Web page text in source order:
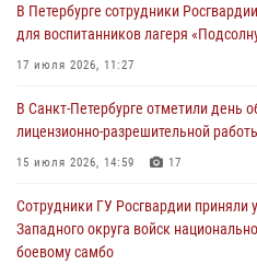
Сотрудники и военнослужащие
правопорядок при проведении матча
06 августа 2026, 07:30
В Выборгском районе наряд
разыскиваемый преступный
05 августа 2026, 12:25 2
Петербургские росгвардейцы
автомобиль, ранее
Ленобласти
В Петербурге сотрудники
для воспитанников лагеря
17 июля 2026, 11:27
В Санкт-Петербурге отметили день
лицензионно-разрешительной
15 июля 2026, 14:59 17
Сотрудники ГУ Росгвардии приняли
Западного округа войск
боевому самбо